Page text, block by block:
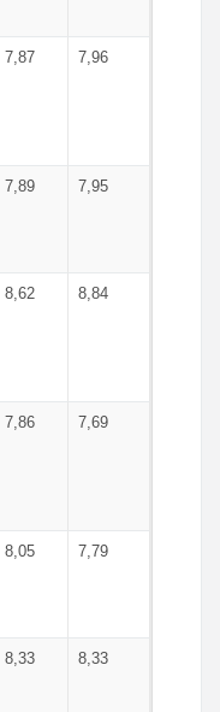
7,87 7,96
7,89 7,95
8,62 8,84
7,86 7,69
8,05 7,79
8,33 8,33